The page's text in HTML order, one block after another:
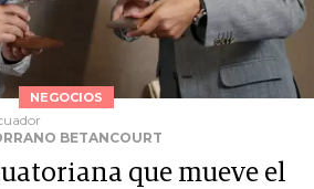
NEGOCIOS
BETANCOURT
que mueve el